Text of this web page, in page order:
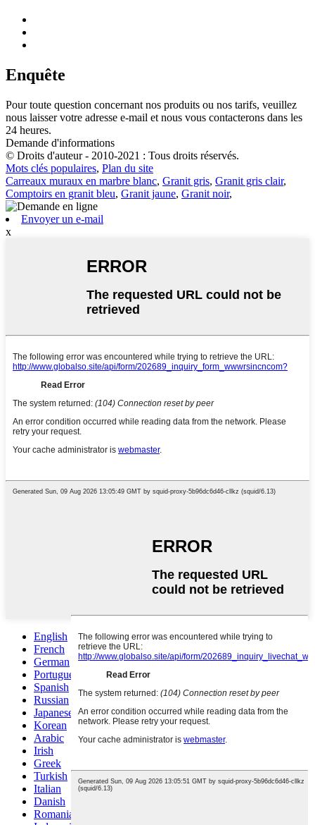
Enquête
Pour toute question concernant nos produits ou nos tarifs, veuillez
nous laisser votre adresse e-mail et nous vous contacterons dans les
24 heures.
Demande d'informations
© Droits d'auteur - 2010-2021 : Tous droits réservés.
Mots clés populaires, Plan du site
Carreaux muraux en marbre blanc, Granit gris, Granit gris clair,
Comptoirs en granit bleu, Granit jaune, Granit noir,
Envoyer un e-mail
x
English
French
German
Portuguese
Spanish
Russian
Japanese
Korean
Arabic
Irish
Greek
Turkish
Italian
Danish
Romanian